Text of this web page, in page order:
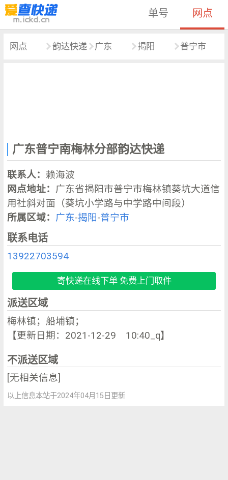
单号 网点
网点 韵达快递 广东 揭阳 普宁市
广东普宁南梅林分部韵达快递
联系人： 赖海波
网点地址： 广东省揭阳市普宁市梅林镇葵坑大道信
用社斜对面（葵坑小学路与中学路中间段）
所属区域： 广东-揭阳-普宁市
联系电话
13922703594
寄快递在线下单 免费上门取件
派送区域
梅林镇；船埔镇；
【更新日期：2021-12-29 10:40_q】
不派送区域
[无相关信息]
以上信息本站于2024年04月15日更新